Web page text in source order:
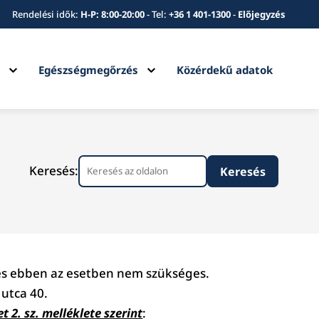
Rendelési idők: H-P: 8:00-20:00-Tel: +36 1 401-1300- Előjegyzés
Expand
Egészségmegőrzés
Expand
Közérdekű adatok
Keresés:
az esetben nem szükséges.
40.
2. sz. melléklete szerint: